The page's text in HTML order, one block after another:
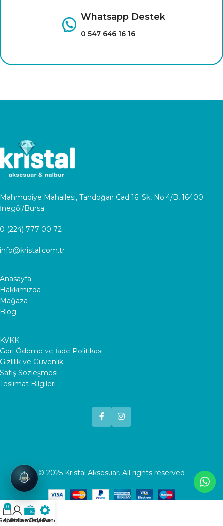
Whatsapp Destek
0 547 646 16 16
Mahmudiye Mahallesi, Tandoğan Cad 16. Sk, No:4/B, 16400
İnegöl/Bursa
0 (224) 777 00 72
info@kristal.com.tr
Anasayfa
Hakkımızda
Mağaza
Blog
KVKK
Geri Ödeme ve İade Politikası
Gizlilik ve Güvenlik
Satış Sözleşmesi
Teslimat Bilgileri
© 2025 Kristal Aksesuar. All rights reserved
0
Hesabım
Online Ödeme
Bayi Paneli